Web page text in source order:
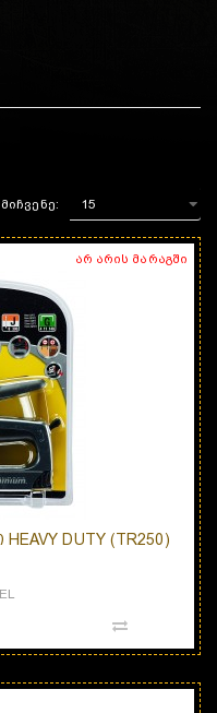
მიჩვენე:
არ არის მარაგში
DUTY (TR250)